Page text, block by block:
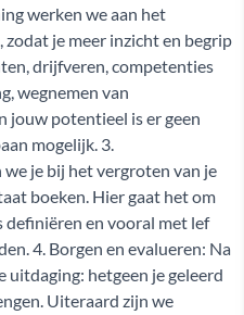
werken we aan het
je meer inzicht en begrip
drijfveren, competenties
wegnemen van
jouw potentieel is er geen
mogelijk. 3.
je bij het vergroten van je
boeken. Hier gaat het om
definiëren en vooral met lef
4. Borgen en evalueren: Na
uitdaging: hetgeen je geleerd
Uiteraard zijn we